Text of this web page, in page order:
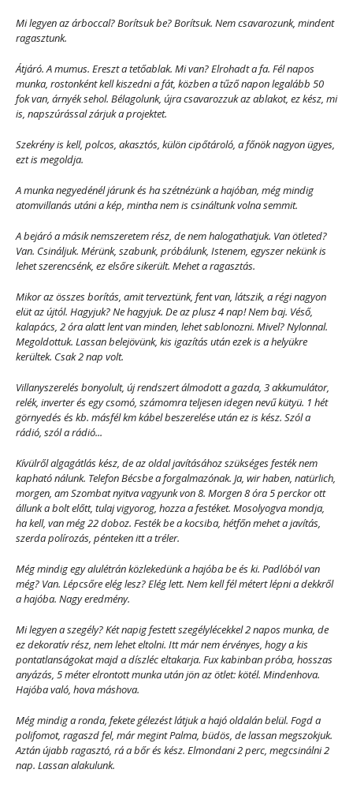
Mi legyen az árboccal? Borítsuk be? Borítsuk. Nem csavarozunk, mindent
ragasztunk.
Átjáró. A mumus. Ereszt a tetőablak. Mi van? Elrohadt a fa. Fél napos
munka, rostonként kell kiszedni a fát, közben a tűző napon legalább 50
fok van, árnyék sehol. Bélagolunk, újra csavarozzuk az ablakot, ez kész, mi
is, napszúrással zárjuk a projektet.
Szekrény is kell, polcos, akasztós, külön cipőtároló, a főnök nagyon ügyes,
ezt is megoldja.
A munka negyedénél járunk és ha szétnézünk a hajóban, még mindig
atomvillanás utáni a kép, mintha nem is csináltunk volna semmit.
A bejáró a másik nemszeretem rész, de nem halogathatjuk. Van ötleted?
Van. Csináljuk. Mérünk, szabunk, próbálunk, Istenem, egyszer nekünk is
lehet szerencsénk, ez elsőre sikerült. Mehet a ragasztás.
Mikor az összes borítás, amit terveztünk, fent van, látszik, a régi nagyon
elüt az újtól. Hagyjuk? Ne hagyjuk. De az plusz 4 nap! Nem baj. Véső,
kalapács, 2 óra alatt lent van minden, lehet sablonozni. Mivel? Nylonnal.
Megoldottuk. Lassan belejövünk, kis igazítás után ezek is a helyükre
kerültek. Csak 2 nap volt.
Villanyszerelés bonyolult, új rendszert álmodott a gazda, 3 akkumulátor,
relék, inverter és egy csomó, számomra teljesen idegen nevű kütyü. 1 hét
görnyedés és kb. másfél km kábel beszerelése után ez is kész. Szól a
rádió, szól a rádió...
Kívülről algagátlás kész, de az oldal javításához szükséges festék nem
kapható nálunk. Telefon Bécsbe a forgalmazónak. Ja, wir haben, natürlich,
morgen, am Szombat nyitva vagyunk von 8. Morgen 8 óra 5 perckor ott
állunk a bolt előtt, tulaj vigyorog, hozza a festéket. Mosolyogva mondja,
ha kell, van még 22 doboz. Festék be a kocsiba, hétfőn mehet a javítás,
szerda polírozás, pénteken itt a tréler.
Még mindig egy alulétrán közlekedünk a hajóba be és ki. Padlóból van
még? Van. Lépcsőre elég lesz? Elég lett. Nem kell fél métert lépni a dekkről
a hajóba. Nagy eredmény.
Mi legyen a szegély? Két napig festett szegélylécekkel 2 napos munka, de
ez dekoratív rész, nem lehet eltolni. Itt már nem érvényes, hogy a kis
pontatlanságokat majd a díszléc eltakarja. Fux kabinban próba, hosszas
anyázás, 5 méter elrontott munka után jön az ötlet: kötél. Mindenhova.
Hajóba való, hova máshova.
Még mindig a ronda, fekete gélezést látjuk a hajó oldalán belül. Fogd a
polifomot, ragaszd fel, már megint Palma, büdös, de lassan megszokjuk.
Aztán újabb ragasztó, rá a bőr és kész. Elmondani 2 perc, megcsinálni 2
nap. Lassan alakulunk.